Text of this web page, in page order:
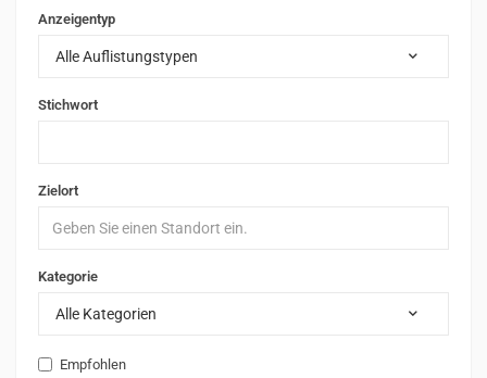
Anzeigentyp
Alle Auflistungstypen
Stichwort
Zielort
Kategorie
Alle Kategorien
Empfohlen